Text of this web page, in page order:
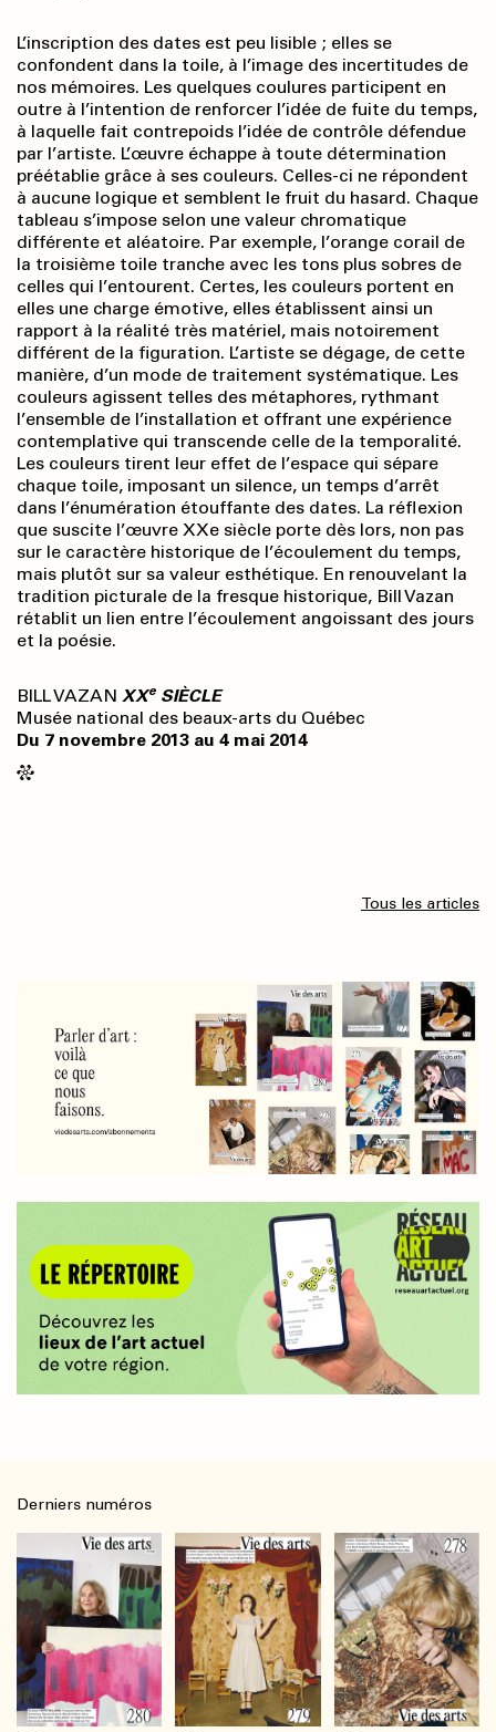
L’inscription des dates est peu lisible ; elles se
confondent dans la toile, à l’image des incertitudes de
nos mémoires. Les quelques coulures participent en
outre à l’intention de renforcer l’idée de fuite du temps,
à laquelle fait contrepoids l’idée de contrôle défendue
par l’artiste. L’œuvre échappe à toute détermination
préétablie grâce à ses couleurs. Celles-ci ne répondent
à aucune logique et semblent le fruit du hasard. Chaque
tableau s’impose selon une valeur chromatique
différente et aléatoire. Par exemple, l’orange corail de
la troisième toile tranche avec les tons plus sobres de
celles qui l’entourent. Certes, les couleurs portent en
elles une charge émotive, elles établissent ainsi un
rapport à la réalité très matériel, mais notoi­rement
différent de la figuration. L’artiste se dégage, de cette
manière, d’un mode de traitement systématique. Les
couleurs agissent telles des métaphores, rythmant
l’ensemble de l’instal­lation et offrant une expérience
contemplative qui transcende celle de la temporalité.
Les couleurs tirent leur effet de l’espace qui sépare
chaque toile, imposant un silence, un temps d’arrêt
dans l’énumération étouffante des dates. La réflexion
que suscite l’œuvre XXe siècle porte dès lors, non pas
sur le caractère historique de l’écoulement du temps,
mais plutôt sur sa valeur esthétique. En renouvelant la
tradition picturale de la fresque historique, Bill Vazan
rétablit un lien entre l’écoulement angoissant des jours
et la poésie.
BILL VAZAN XXe SIÈCLE
Musée national des beaux-arts du Québec
Du 7 novembre 2013 au 4 mai 2014
Tous les articles
Derniers numéros